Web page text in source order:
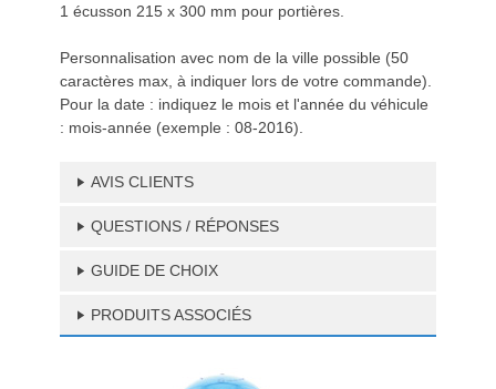
1 écusson 215 x 300 mm pour portières.
Personnalisation avec nom de la ville possible (50
caractères max, à indiquer lors de votre commande).
Pour la date : indiquez le mois et l'année du véhicule
: mois-année (exemple : 08-2016).
AVIS CLIENTS
QUESTIONS / RÉPONSES
GUIDE DE CHOIX
PRODUITS ASSOCIÉS